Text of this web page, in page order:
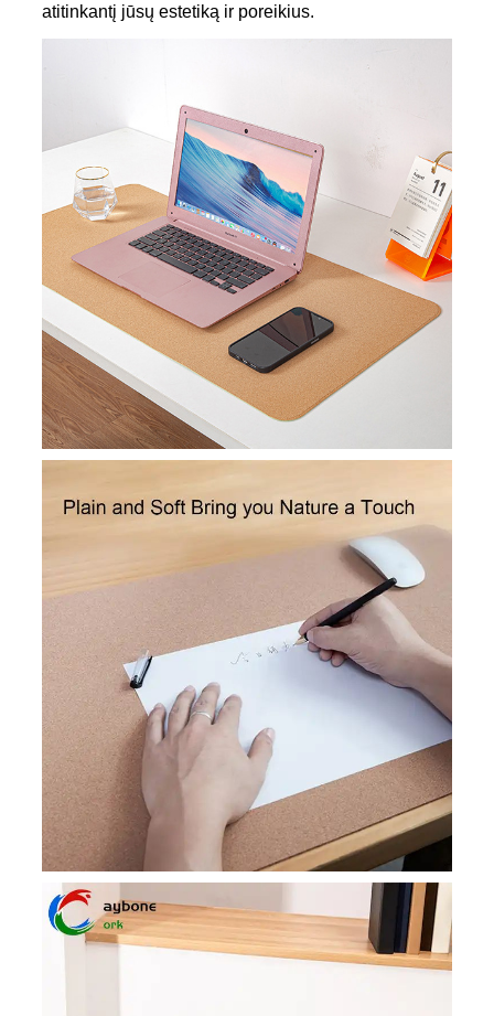
atitinkantį jūsų estetiką ir poreikius.